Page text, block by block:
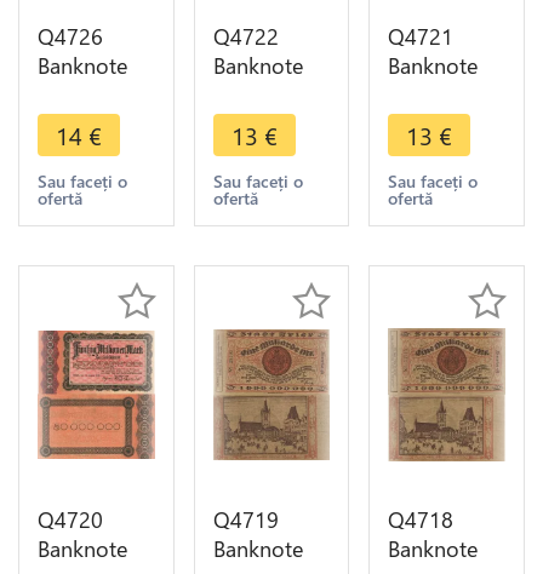
Q4726
Banknote
Trier Stadt
500
Millionen
Mark 1923
offer
14 €
Sau faceți o
ofertă
Q4722
Banknote
Trier Stadt 5
Millionen
Mark 1923
-> Make
13 €
Sau faceți o
ofertă
Q4721
Banknote
Trier Stadt
20
Millionen
Mark 1923
offer
13 €
Sau faceți o
ofertă
Q4720
Banknote
Q4719
Banknote
Q4718
Banknote